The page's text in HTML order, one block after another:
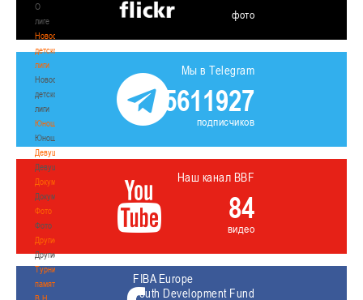
О
лиге
Новости
детской
лиги
Новости
детской
лиги
Юноши
Юноши
Девушки
Девушки
Документы
Документы
Фото
Фото
Другие
Другие
Турнир
памяти
В.Н.
фото
Мы в Telegram
5611927
подписчиков
Наш канал BBF
84
видео
FIBA Europe
Youth Development Fund